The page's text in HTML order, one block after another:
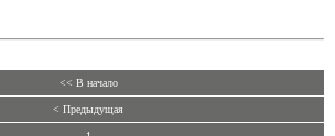
<< В начало
< Предыдущая